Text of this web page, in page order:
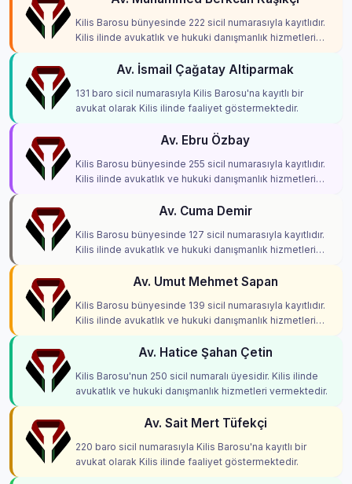
Kilis Barosu bünyesinde 222 sicil numarasıyla kayıtlıdır.
Kilis ilinde avukatlık ve hukuki danışmanlık hizmetleri
Av. İsmail Çağatay Altiparmak
131 baro sicil numarasıyla Kilis Barosu'na kayıtlı bir
avukat olarak Kilis ilinde faaliyet göstermektedir.
Av. Ebru Özbay
Kilis Barosu bünyesinde 255 sicil numarasıyla kayıtlıdır.
Kilis ilinde avukatlık ve hukuki danışmanlık hizmetleri
Av. Cuma Demir
Kilis Barosu bünyesinde 127 sicil numarasıyla kayıtlıdır.
Kilis ilinde avukatlık ve hukuki danışmanlık hizmetleri
Av. Umut Mehmet Sapan
Kilis Barosu bünyesinde 139 sicil numarasıyla kayıtlıdır.
Kilis ilinde avukatlık ve hukuki danışmanlık hizmetleri
Av. Hatice Şahan Çetin
Kilis Barosu'nun 250 sicil numaralı üyesidir. Kilis ilinde
avukatlık ve hukuki danışmanlık hizmetleri vermektedir.
Av. Sait Mert Tüfekçi
220 baro sicil numarasıyla Kilis Barosu'na kayıtlı bir
avukat olarak Kilis ilinde faaliyet göstermektedir.